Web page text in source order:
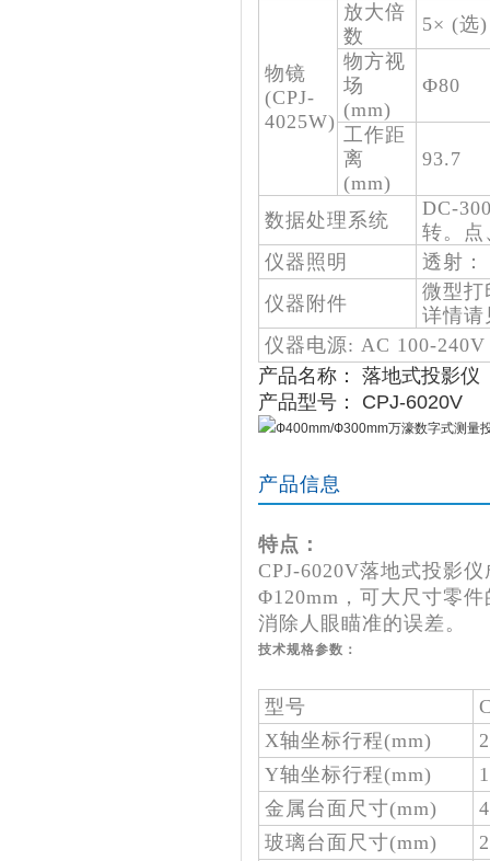
物镜
(CPJ-
4025W)
放大倍
数
5× (选)
物方视
场
(mm)
Ф80
工作距
离
(mm)
93.7
数据处理系统
DC-
转。点
仪器照明
透射：
仪器附件
微型
详情请
仪器电源: AC 100-
产品名称： 落地式投影仪
产品型号： CPJ-6020V
产品信息
特点：
CPJ-6020V落地式投影
Φ120mm，可大尺寸零
消除人眼瞄准的误差。
技术规格参数：
型号
X轴坐标行程(mm)
Y轴坐标行程(mm)
金属台面尺寸(mm)
玻璃台面尺寸(mm)